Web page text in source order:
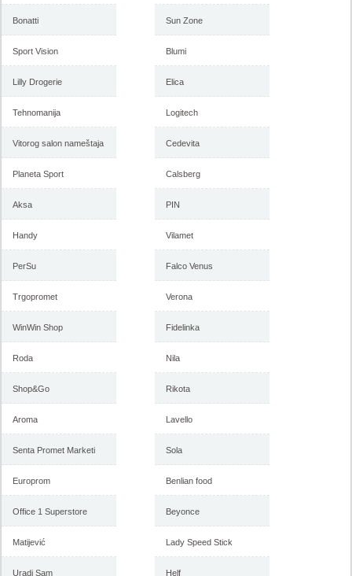
Bonatti
Sport Vision
Lilly Drogerie
Tehnomanija
Vitorog salon nameštaja
Planeta Sport
Aksa
Handy
PerSu
Trgopromet
WinWin Shop
Roda
Shop&Go
Aroma
Senta Promet Marketi
Europrom
Office 1 Superstore
Matijević
Uradi Sam
Sun Zone
Blumi
Elica
Logitech
Cedevita
Calsberg
PIN
Vilamet
Falco Venus
Verona
Fidelinka
Nila
Rikota
Lavello
Sola
Benlian food
Beyonce
Lady Speed Stick
Helf